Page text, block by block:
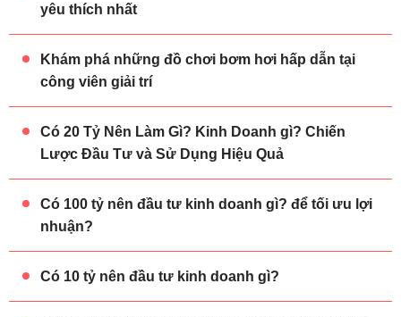
yêu thích nhất
Khám phá những đồ chơi bơm hơi hấp dẫn tại
công viên giải trí
Có 20 Tỷ Nên Làm Gì? Kinh Doanh gì? Chiến
Lược Đầu Tư và Sử Dụng Hiệu Quả
Có 100 tỷ nên đầu tư kinh doanh gì? để tối ưu lợi
nhuận?
Có 10 tỷ nên đầu tư kinh doanh gì?